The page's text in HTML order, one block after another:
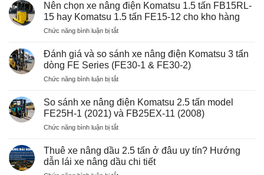
Nên chọn xe nâng điện Komatsu 1.5 tấn FB15RL-
15 hay Komatsu 1.5 tấn FE15-12 cho kho hàng
Chức năng bình luận bị tắtở
chọn
xe
nâng
điện
1.5
tấn
15
Komatsu
1.5
Đánh giá và so sánh xe nâng điện Komatsu 3 tấn
dòng FE Series (FE30-1 & FE30-2)
Chức năng bình luận bị tắtở
giá
và
so
sánh
nâng
điện
So sánh xe nâng điện Komatsu 2.5 tấn model
FE25H-1 (2021) và FB25EX-11 (2008)
Chức năng bình luận bị tắtở
sánh
xe
nâng
Thuê xe nâng dầu 2.5 tấn ở đâu uy tín? Hướng
dẫn lái xe nâng dầu chi tiết